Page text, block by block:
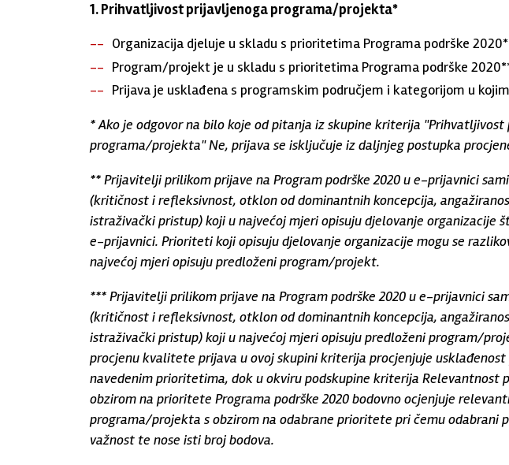
1. Prihvatljivost prijavljenoga programa/projekta*
Organizacija djeluje u skladu s prioritetima Programa podrške
Program/projekt je u skladu s prioritetima Programa podrške
Prijava je usklađena s programskim područjem i kategorijom u
* Ako je odgovor na bilo koje od pitanja iz skupine kriterija "Prihvatljivost
programa/projekta" Ne, prijava se isključuje iz daljnjeg postupka
** Prijavitelji prilikom prijave na Program podrške 2020 u e-prijavnici
(kritičnost i refleksivnost, otklon od dominantnih koncepcija,
istraživački pristup) koji u najvećoj mjeri opisuju djelovanje organizacije
e-prijavnici. Prioriteti koji opisuju djelovanje organizacije mogu se
najvećoj mjeri opisuju predloženi program/projekt.
*** Prijavitelji prilikom prijave na Program podrške 2020 u e-prijavnici
(kritičnost i refleksivnost, otklon od dominantnih koncepcija,
istraživački pristup) koji u najvećoj mjeri opisuju predloženi program/
procjenu kvalitete prijava u ovoj skupini kriterija procjenjuje
navedenim prioritetima, dok u okviru podskupine kriterija Relevantnost
obzirom na prioritete Programa podrške 2020 bodovno ocjenjuje
programa/projekta s obzirom na odabrane prioritete pri čemu odabrani
važnost te nose isti broj bodova.